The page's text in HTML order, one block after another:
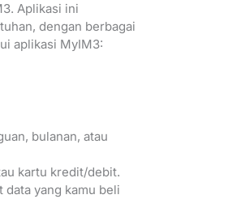
Aplikasi ini
dengan berbagai
aplikasi MyIM3:
bulanan, atau
kartu kredit/debit.
data yang kamu beli